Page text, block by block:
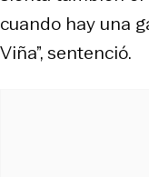
cuando hay una
Viña”, sentenció.